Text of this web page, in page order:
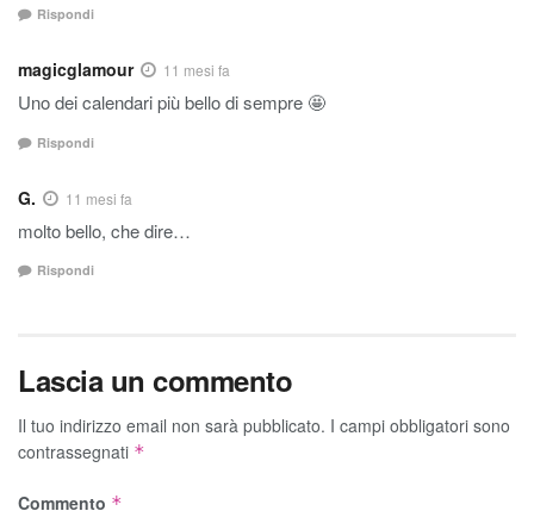
Rispondi
magicglamour 11 mesi fa
Uno dei calendari più bello di sempre 🤩
Rispondi
G. 11 mesi fa
molto bello, che dire…
Rispondi
Lascia un commento
Il tuo indirizzo email non sarà pubblicato. I campi obbligatori sono
contrassegnati *
Commento *